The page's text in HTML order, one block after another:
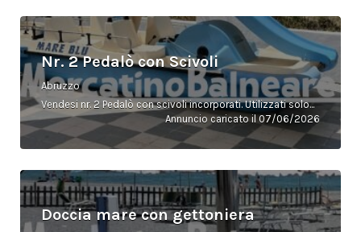
Nr. 2 Pedalò con Scivoli
Abruzzo
Vendesi nr. 2 Pedalò con scivoli incorporati. Utilizzati solo...
Annuncio caricato il 07/06/2026
Doccia mare con gettoniera